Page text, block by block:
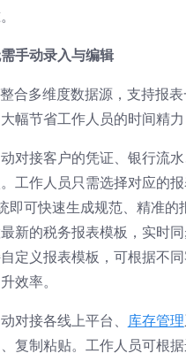
手动录入与编辑
合多维度数据源，支持报
幅节省工作人员的时间精力
对接客户的凭证、银行流
工作人员只需选择对应的
即可快速生成规范、精准
新的税务报表模板，实时
定义报表模板，可根据不
效率。
对接各线上平台、 库存管理
复制粘贴。工作人员可根